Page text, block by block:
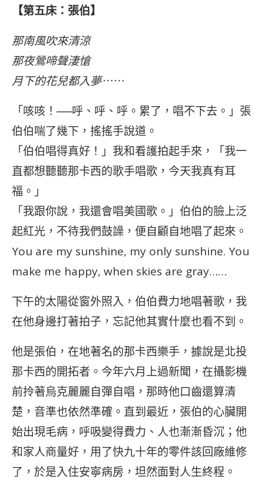
【第五床：張伯】
那南風吹來清涼
那夜鶯啼聲淒愴
月下的花兒都入夢⋯⋯
「咳咳！──呼、呼、呼。累了，唱不下去。」張
伯伯喘了幾下，搖搖手說道。
「伯伯唱得真好！」我和看護拍起手來，「我一
直都想聽聽那卡西的歌手唱歌，今天我真有耳
福。」
「我跟你說，我還會唱美國歌。」伯伯的臉上泛
起紅光，不待我們鼓譟，便自顧自地唱了起來。
You are my sunshine, my only sunshine. You
make me happy, when skies are gray……
下午的太陽從窗外照入，伯伯費力地唱著歌，我
在他身邊打著拍子，忘記他其實什麼也看不到。
他是張伯，在地著名的那卡西樂手，據說是北投
那卡西的開拓者。今年六月上過新聞，在攝影機
前拎著烏克麗麗自彈自唱，那時他口齒還算清
楚，音準也依然準確。直到最近，張伯的心臟開
始出現毛病，呼吸變得費力、人也漸漸昏沉；他
和家人商量好，用了快九十年的零件該回廠維修
了，於是入住安寧病房，坦然面對人生終程。